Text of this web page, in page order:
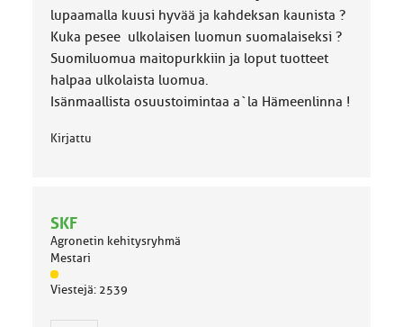
lupaamalla kuusi hyvää ja kahdeksan kaunista ?
Kuka pesee ulkolaisen luomun suomalaiseksi ?
Suomiluomua maitopurkkiin ja loput tuotteet
halpaa ulkolaista luomua.
Isänmaallista osuustoimintaa a`la Hämeenlinna !
Kirjattu
SKF
Agronetin kehitysryhmä
Mestari
J
ä
Viestejä: 2539